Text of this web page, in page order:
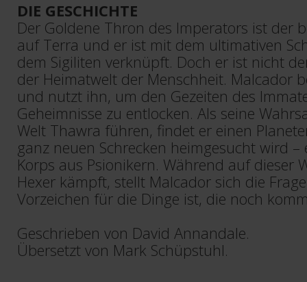
DIE GESCHICHTE
Der Goldene Thron des Imperators ist der
auf Terra und er ist mit dem ultimativen
dem Sigiliten verknüpft. Doch er ist nicht
der Heimatwelt der Menschheit. Malcador
und nutzt ihn, um den Gezeiten des
Geheimnisse zu entlocken. Als seine
Welt Thawra führen, findet er einen
ganz neuen Schrecken heimgesucht wird
Korps aus Psionikern. Während auf dieser
Hexer kämpft, stellt Malcador sich die
Vorzeichen für die Dinge ist, die noch
Geschrieben von David Annandale.
Übersetzt von Mark Schüpstuhl.